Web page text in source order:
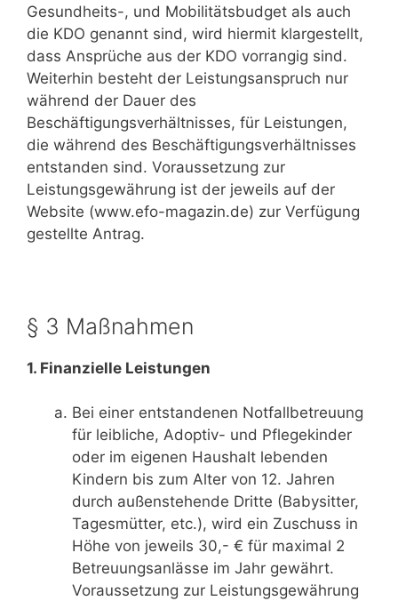
Gesundheits-, und Mobilitätsbudget als auch
die KDO genannt sind, wird hiermit klargestellt,
dass Ansprüche aus der KDO vorrangig sind.
Weiterhin besteht der Leistungsanspruch nur
während der Dauer des
Beschäftigungsverhältnisses, für Leistungen,
die während des Beschäftigungsverhältnisses
entstanden sind. Voraussetzung zur
Leistungsgewährung ist der jeweils auf der
Website (www.efo-magazin.de) zur Verfügung
gestellte Antrag.
§ 3 Maßnahmen
1. Finanzielle Leistungen
Bei einer entstandenen Notfallbetreuung
für leibliche, Adoptiv- und Pflegekinder
oder im eigenen Haushalt lebenden
Kindern bis zum Alter von 12. Jahren
durch außenstehende Dritte (Babysitter,
Tagesmütter, etc.), wird ein Zuschuss in
Höhe von jeweils 30,- € für maximal 2
Betreuungsanlässe im Jahr gewährt.
Voraussetzung zur Leistungsgewährung